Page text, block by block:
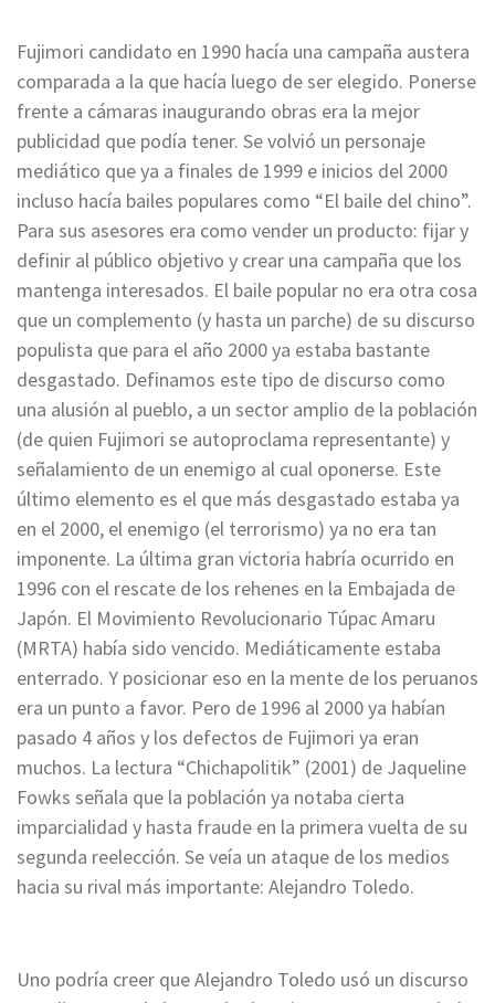
Fujimori candidato en 1990 hacía una campaña austera
comparada a la que hacía luego de ser elegido. Ponerse
frente a cámaras inaugurando obras era la mejor
publicidad que podía tener. Se volvió un personaje
mediático que ya a finales de 1999 e inicios del 2000
incluso hacía bailes populares como “El baile del chino”.
Para sus asesores era como vender un producto: fijar y
definir al público objetivo y crear una campaña que los
mantenga interesados. El baile popular no era otra cosa
que un complemento (y hasta un parche) de su discurso
populista que para el año 2000 ya estaba bastante
desgastado. Definamos este tipo de discurso como
una alusión al pueblo, a un sector amplio de la población
(de quien Fujimori se autoproclama representante) y
señalamiento de un enemigo al cual oponerse. Este
último elemento es el que más desgastado estaba ya
en el 2000, el enemigo (el terrorismo) ya no era tan
imponente. La última gran victoria habría ocurrido en
1996 con el rescate de los rehenes en la Embajada de
Japón. El Movimiento Revolucionario Túpac Amaru
(MRTA) había sido vencido. Mediáticamente estaba
enterrado. Y posicionar eso en la mente de los peruanos
era un punto a favor. Pero de 1996 al 2000 ya habían
pasado 4 años y los defectos de Fujimori ya eran
muchos. La lectura “Chichapolitik” (2001) de Jaqueline
Fowks señala que la población ya notaba cierta
imparcialidad y hasta fraude en la primera vuelta de su
segunda reelección. Se veía un ataque de los medios
hacia su rival más importante: Alejandro Toledo.
Uno podría creer que Alejandro Toledo usó un discurso